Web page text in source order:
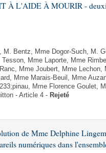
À L'AIDE À MOURIR -
M. Bentz, Mme Dogor-Such, M.
Mme Laporte, Mme
Mme Joubert, Mme
Mme Marais-Beuil, Mme
Mme Florence Goulet,
- Article 4 - Rejeté
de Mme Delphine
numériques dans